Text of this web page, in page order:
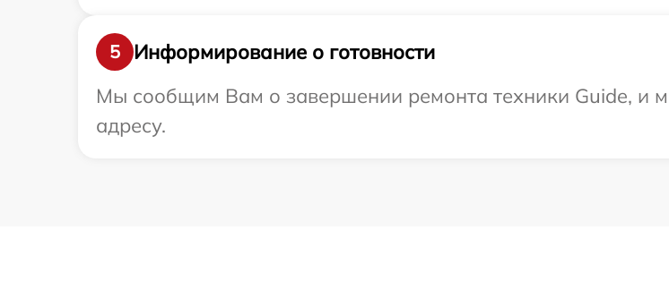
5
Информирование о готовности
Мы сообщим Вам о завершении ремонта техники Guide, и
адресу.